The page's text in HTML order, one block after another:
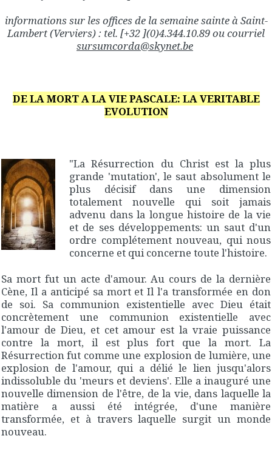
informations sur les offices de la semaine sainte à Saint-
Lambert (Verviers) : tel. [+32 ](0)4.344.10.89 ou courriel
sursumcorda@skynet.be
DE LA MORT A LA VIE PASCALE: LA VERITABLE
EVOLUTION
"La Résurrection du Christ est la plus
grande 'mutation', le saut absolument le
plus décisif dans une dimension
totalement nouvelle qui soit jamais
advenu dans la longue histoire de la vie
et de ses développements: un saut d'un
ordre complétement nouveau, qui nous
concerne et qui concerne toute l'histoire.
Sa mort fut un acte d'amour. Au cours de la dernière
Cène, Il a anticipé sa mort et Il l'a transformée en don
de soi. Sa communion existentielle avec Dieu était
concrètement une communion existentielle avec
l'amour de Dieu, et cet amour est la vraie puissance
contre la mort, il est plus fort que la mort. La
Résurrection fut comme une explosion de lumière, une
explosion de l'amour, qui a délié le lien jusqu'alors
indissoluble du 'meurs et deviens'. Elle a inauguré une
nouvelle dimension de l'être, de la vie, dans laquelle la
matière a aussi été intégrée, d'une manière
transformée, et à travers laquelle surgit un monde
nouveau.